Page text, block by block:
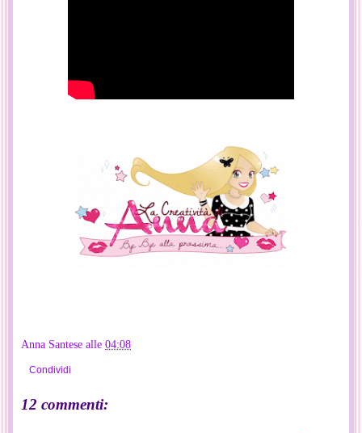
Anna Santese alle 04:08
Condividi
12 commenti: